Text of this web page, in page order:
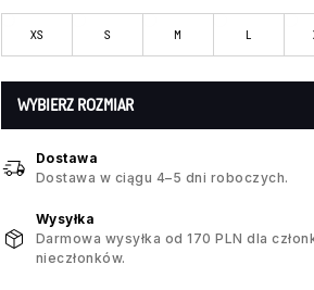
XS S M L
WYBIERZ ROZMIAR
Dostawa
Dostawa w ciągu 4–5 dni roboczych.
Wysyłka
Darmowa wysyłka od 170 PLN dla
nieczłonków.